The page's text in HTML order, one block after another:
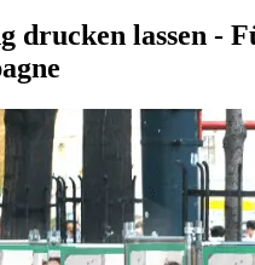
drucken lassen -